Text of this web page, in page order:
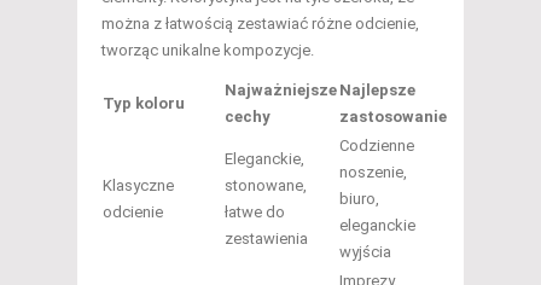
można z łatwością zestawiać różne odcienie,
tworząc unikalne kompozycje.
Typ koloru
Najważniejsze
cechy
Najlepsze
zastosowanie
Klasyczne
odcienie
Eleganckie,
stonowane,
łatwe do
zestawienia
Codzienne
noszenie,
biuro,
eleganckie
wyjścia
Imprezy,